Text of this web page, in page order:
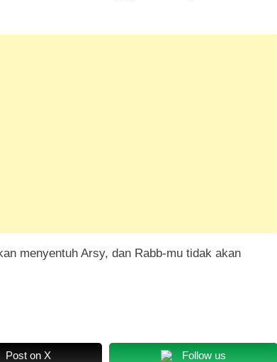
menyentuh Arsy, dan Rabb-mu tidak akan
Post on X Follow us